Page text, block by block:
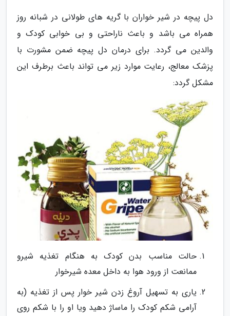
دل پیچه در شیر خواران با گریه های طولانی در شبانه روز
همراه می باشد و باعث ناراحتی و بی خوابی کودک و
والدین می گردد. برای درمان دل پیچه ضمن مشورت با
پزشک معالج، رعایت موارد زیر می تواند باعث برطرف این
مشکل گردد:
حالت مناسب بدن کودک به هنگام تغذیه شیرو
ممانعت از ورود هوا به داخل معده شیرخوار
یاری به تسهیل آروغ زدن شیر خوار پس از تغذیه (به
آرامی شکم کودک را ماساژ دهید ویا او را با شکم روی